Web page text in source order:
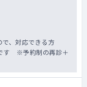
で、対応できる方
す ※予約制の再診＋